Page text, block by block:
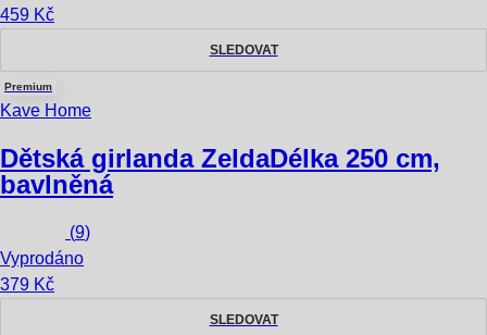
459 Kč
SLEDOVAT
Premium
Kave Home
Dětská girlanda ZeldaDélka 250 cm,
bavlněná
(9)
Vyprodáno
379 Kč
SLEDOVAT